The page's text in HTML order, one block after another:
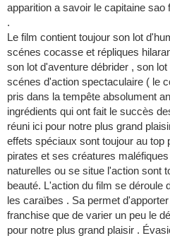
apparition a savoir le capitaine
.
Le film contient toujour son lot
scénes cocasse et répliques
son lot d'aventure débrider , son
scénes d'action spectaculaire ( le
pris dans la tempête absolument
ingrédients qui ont fait le succès
réuni ici pour notre plus grand
effets spéciaux sont toujour au top
pirates et ses créatures
naturelles ou se situe l'action sont
beauté. L'action du film se déroule
les caraïbes . Sa permet
franchise que de varier un peu le
pour notre plus grand plaisir .